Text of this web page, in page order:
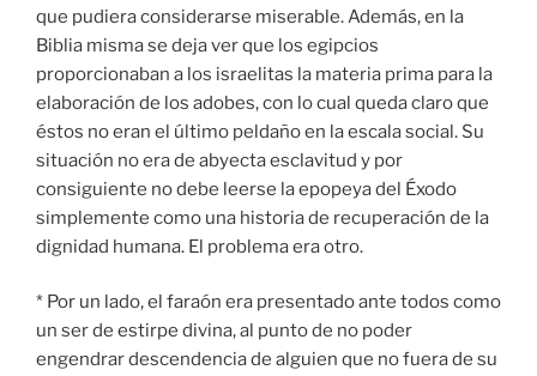
que pudiera considerarse miserable. Además, en la
Biblia misma se deja ver que los egipcios
proporcionaban a los israelitas la materia prima para la
elaboración de los adobes, con lo cual queda claro que
éstos no eran el último peldaño en la escala social. Su
situación no era de abyecta esclavitud y por
consiguiente no debe leerse la epopeya del Éxodo
simplemente como una historia de recuperación de la
dignidad humana. El problema era otro.
* Por un lado, el faraón era presentado ante todos como
un ser de estirpe divina, al punto de no poder
engendrar descendencia de alguien que no fuera de su